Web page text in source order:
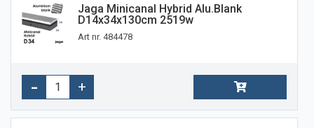
Jaga Minicanal Hybrid Alu.blank
D14x34x130cm 2519w
Art nr. 484478